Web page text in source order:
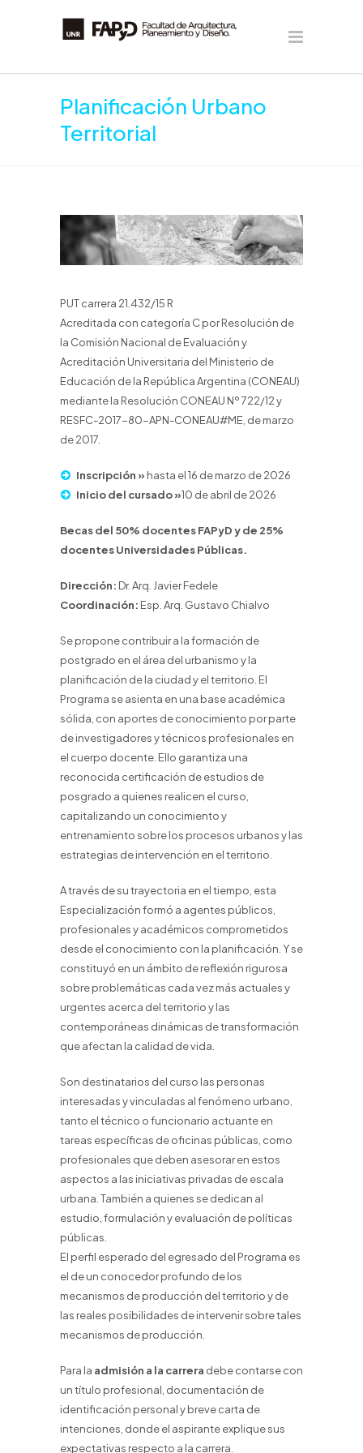
Planificación Urbano
Territorial
PUT carrera 21.432/15 R
Acreditada con categoría C por Resolución de
la Comisión Nacional de Evaluación y
Acreditación Universitaria del Ministerio de
Educación de la República Argentina (CONEAU)
mediante la Resolución CONEAU Nº 722/12 y
RESFC-2017-80-APN-CONEAU#ME, de marzo
de 2017.
Inscripción » hasta el 16 de marzo de 2026
Inicio del cursado »10 de abril de 2026
Becas del 50% docentes FAPyD y de 25%
docentes Universidades Públicas.
Dirección: Dr. Arq. Javier Fedele
Coordinación: Esp. Arq. Gustavo Chialvo
Se propone contribuir a la formación de
postgrado en el área del urbanismo y la
planificación de la ciudad y el territorio. El
Programa se asienta en una base académica
sólida, con aportes de conocimiento por parte
de investigadores y técnicos profesionales en
el cuerpo docente. Ello garantiza una
reconocida certificación de estudios de
posgrado a quienes realicen el curso,
capitalizando un conocimiento y
entrenamiento sobre los procesos urbanos y las
estrategias de intervención en el territorio.
A través de su trayectoria en el tiempo, esta
Especialización formó a agentes públicos,
profesionales y académicos comprometidos
desde el conocimiento con la planificación. Y se
constituyó en un ámbito de reflexión rigurosa
sobre problemáticas cada vez más actuales y
urgentes acerca del territorio y las
contemporáneas dinámicas de transformación
que afectan la calidad de vida.
Son destinatarios del curso las personas
interesadas y vinculadas al fenómeno urbano,
tanto el técnico o funcionario actuante en
tareas específicas de oficinas públicas, como
profesionales que deben asesorar en estos
aspectos a las iniciativas privadas de escala
urbana. También a quienes se dedican al
estudio, formulación y evaluación de políticas
públicas.
El perfil esperado del egresado del Programa es
el de un conocedor profundo de los
mecanismos de producción del territorio y de
las reales posibilidades de intervenir sobre tales
mecanismos de producción.
Para la admisión a la carrera debe contarse con
un título profesional, documentación de
identificación personal y breve carta de
intenciones, donde el aspirante explique sus
expectativas respecto a la carrera.